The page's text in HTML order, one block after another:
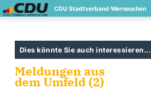
CDU Stadtverband Werneuchen
Dies könnte Sie auch interessieren...
Meldungen aus
dem Umfeld (2)